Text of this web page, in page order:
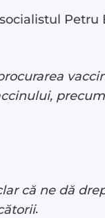
Petru
că ne dă
.